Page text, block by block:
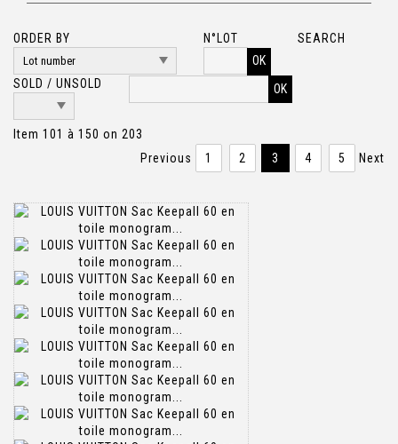
ORDER BY
N°LOT
OK
SOLD / UNSOLD
SEARCH
Item 101 à 150 on 203
Previous
1 2 3 4 5 Next